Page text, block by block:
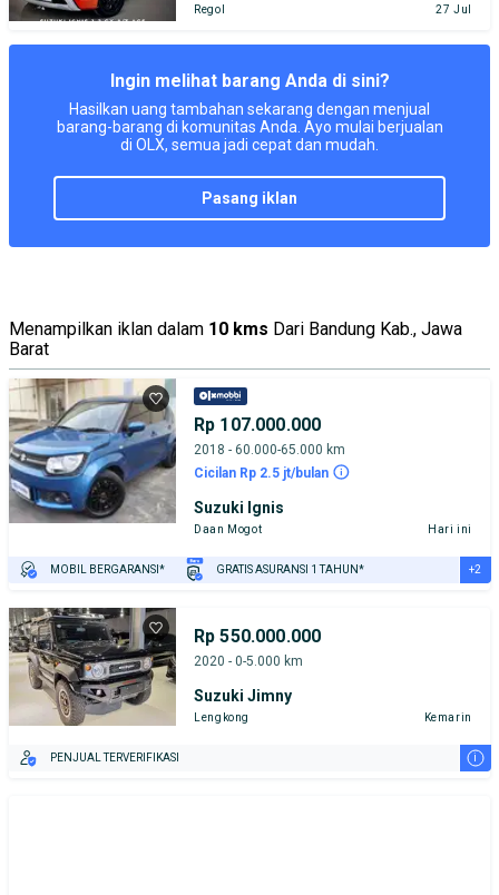
Regol 27 Jul
Ingin melihat barang Anda di sini?
Hasilkan uang tambahan sekarang dengan menjual
barang-barang di komunitas Anda. Ayo mulai berjualan
di OLX, semua jadi cepat dan mudah.
pasang iklan
Menampilkan iklan dalam 10 kms Dari Bandung Kab., Jawa
Barat
Rp 107.000.000
2018 - 60.000-65.000 km
Cicilan Rp 2.5 jt/bulan
Suzuki Ignis
Daan Mogot Hari ini
MOBIL BERGARANSI* GRATIS ASURANSI 1 TAHUN* +2
Rp 550.000.000
2020 - 0-5.000 km
Suzuki Jimny
Lengkong Kemarin
PENJUAL TERVERIFIKASI i